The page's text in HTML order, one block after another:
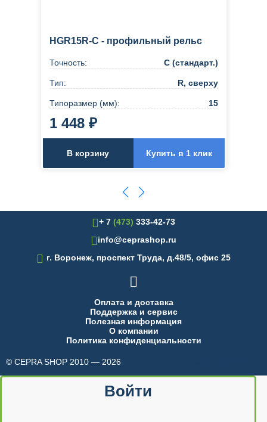
HGR15R-C - профильный рельс
Точность: C (стандарт.)
Тип: R, сверху
Типоразмер (мм): 15
1 448 ₽
В корзину Купить в 1 клик
+ 7 (473) 333-42-73
info@ceprashop.ru
 г. Воронеж, проспект Труда, д.48/5, офис 25

Оплата и доставка
Поддержка и сервис
Полезная информация
О компании
Политика конфиденциальности
© CEPRA SHOP 2010 — 2026
Войти